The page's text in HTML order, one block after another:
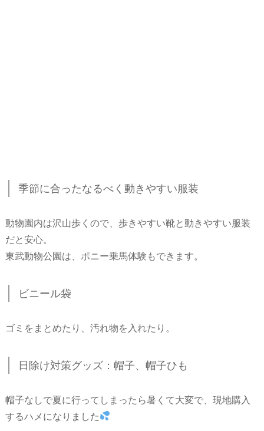
季節に合ったなるべく動きやすい服装
動物園内は沢山歩くので、歩きやすい靴と動きやすい服装
だと安心。
東武動物公園は、ポニー乗馬体験もできます。
ビニール袋
ゴミをまとめたり、汚れ物を入れたり。
日除け対策グッズ：帽子、帽子ひも
帽子なしで夏に行ってしまったら暑くて大変で、現地購入
するハメになりました